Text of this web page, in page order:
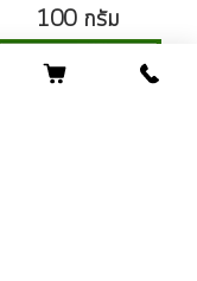
100 กรัม